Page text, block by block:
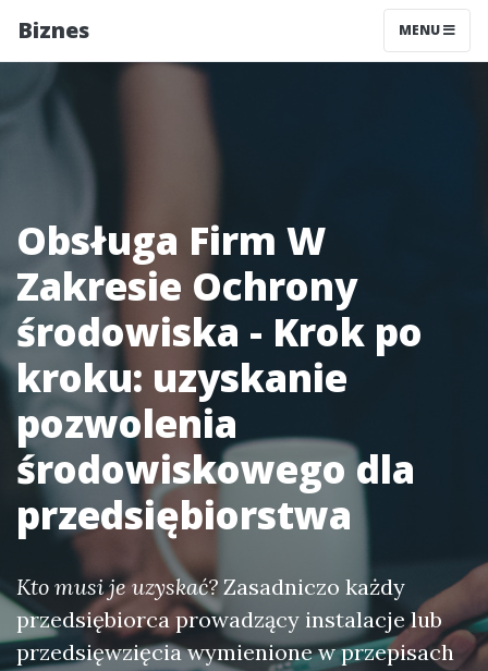
Biznes MENU
Obsługa Firm W
Zakresie Ochrony
środowiska - Krok po
kroku: uzyskanie
pozwolenia
środowiskowego dla
przedsiębiorstwa
Kto musi je uzyskać? Zasadniczo każdy
przedsiębiorca prowadzący instalacje lub
przedsięwzięcia wymienione w przepisach